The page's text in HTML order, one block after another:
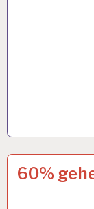
12-
STUNDEN-
60%
4 OKT. 2024